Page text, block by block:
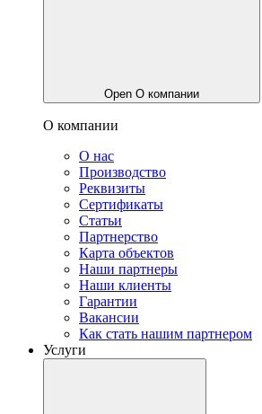
Open О компании
О компании
О нас
Производство
Реквизиты
Сертификаты
Статьи
Партнерство
Карта объектов
Наши партнеры
Наши клиенты
Гарантии
Вакансии
Как стать нашим партнером
Услуги